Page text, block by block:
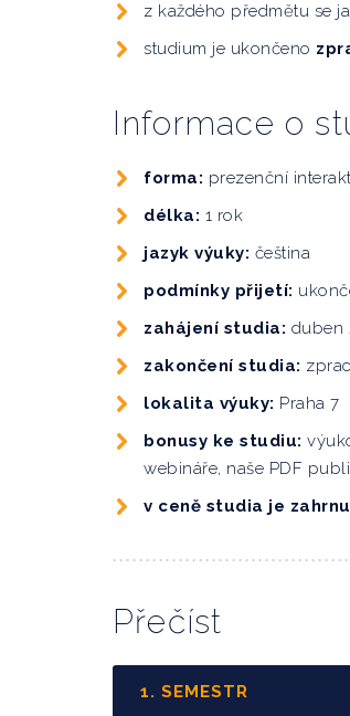
z každého předmětu se
studium je ukončeno
Informace o
forma: prezenční
délka: 1 rok
jazyk výuky: čeština
podmínky přijetí:
zahájení studia: duben
zakončení studia:
lokalita výuky: Praha 7
bonusy ke studiu:
webináře, naše PDF
v ceně studia je
Přečíst
1. SEMESTR